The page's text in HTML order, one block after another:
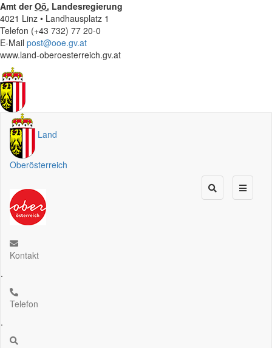
Amt derOö. Landesregierung
4021 Linz • Landhausplatz 1
Telefon (+43 732) 77 20-0
E-Mail post@ooe.gv.at
www.land-oberoesterreich.gv.at
Land
Oberösterreich
Kontakt
.
Telefon
.